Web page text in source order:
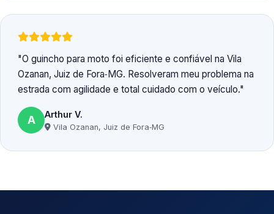
O guincho para moto foi eficiente e confiável na Vila
Ozanan, Juiz de Fora‑MG. Resolveram meu problema na
estrada com agilidade e total cuidado com o veículo.
A Arthur V.
Vila Ozanan, Juiz de Fora‑MG